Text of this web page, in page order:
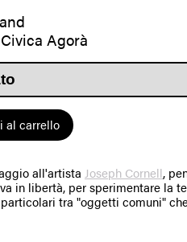
Agorà
al carrello
all'artista Joseph Cornell,
in libertà, per sperimentare la
tra "oggetti comuni"